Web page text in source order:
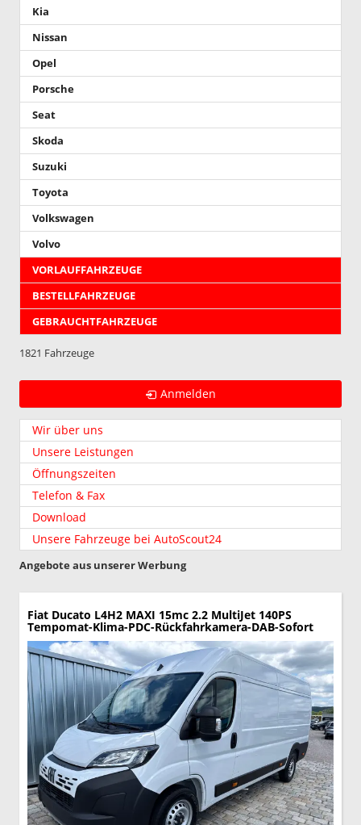
Kia
Nissan
Opel
Porsche
Seat
Skoda
Suzuki
Toyota
Volkswagen
Volvo
VORLAUFFAHRZEUGE
BESTELLFAHRZEUGE
GEBRAUCHTFAHRZEUGE
1821 Fahrzeuge
Anmelden
Wir über uns
Unsere Leistungen
Öffnungszeiten
Telefon & Fax
Download
Unsere Fahrzeuge bei AutoScout24
Angebote aus unserer Werbung
Fiat Ducato L4H2 MAXI 15mc 2.2 MultiJet 140PS
Tempomat-Klima-PDC-Rückfahrkamera-DAB-Sofort